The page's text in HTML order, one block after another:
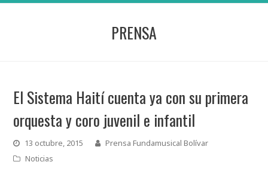
PRENSA
El Sistema Haití cuenta ya con su primera
orquesta y coro juvenil e infantil
13 octubre, 2015
Prensa Fundamusical Bolívar
Noticias